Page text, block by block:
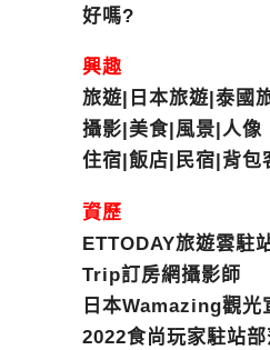
好嗎?
興趣
旅遊|日本旅遊|泰國
攝影|美食|風景|人像
住宿|飯店|民宿|背包
資歷
ETTODAY旅遊雲駐
Trip訂房網攝影師
日本Wamazing觀光
2022食尚玩家駐站部